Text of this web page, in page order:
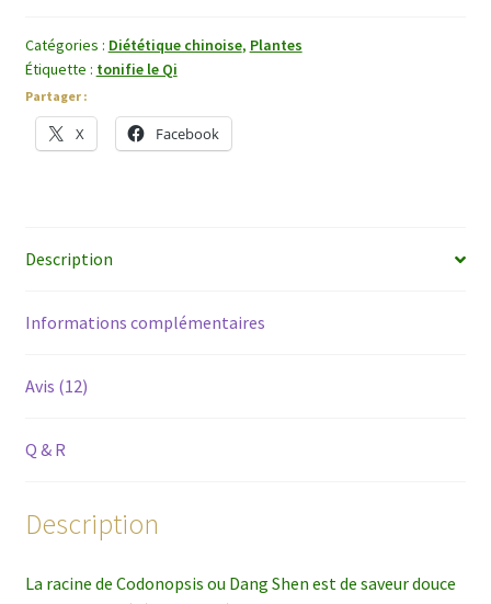
Catégories : Diététique chinoise, Plantes
Étiquette : tonifie le Qi
Partager :
X Facebook
Description
Informations complémentaires
Avis (12)
Q & R
Description
La racine de Codonopsis ou Dang Shen est de saveur douce